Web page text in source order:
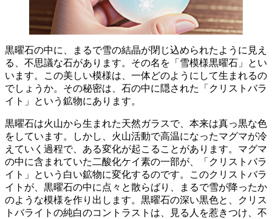
黒曜石の中に、まるで雪の結晶が閉じ込められたように見え
る
、不思議な石があります。その名を 「雪模様黒曜石」
とい
います。この美しい模様は、一体どのようにして生まれるの
でしょうか。その秘密は、石の中に隠された
「クリストバラ
イト」
という鉱物にあります。
黒曜石は火山から生まれた天然ガラスで、本来は真っ黒な色
をしています。しかし、火山活動で高温になったマグマが冷
えていく過程で、ある変化が起こることがあります。マグマ
の中に含まれていた二酸化ケイ素の一部が、
「クリストバラ
イト」という白い鉱物に変化するのです。このクリストバラ
イトが、黒曜石の中に点々と散らばり、まるで雪が降ったか
のような模様を作り出します。黒曜石の深い黒色と、クリス
トバライトの純白のコントラストは、見る人を惹きつけ、不